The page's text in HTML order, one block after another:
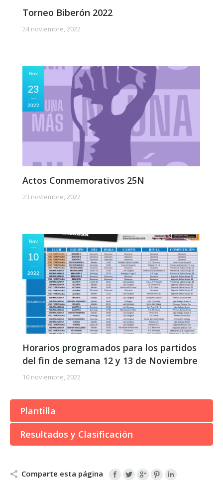
Torneo Biberón 2022
24 noviembre, 2022
Nov
23
2022
Actos Conmemorativos 25N
23 noviembre, 2022
Nov
10
2022
Horarios programados para los partidos
del fin de semana 12 y 13 de Noviembre
10 noviembre, 2022
Plantilla
Resultados y Clasificación
Comparte esta página